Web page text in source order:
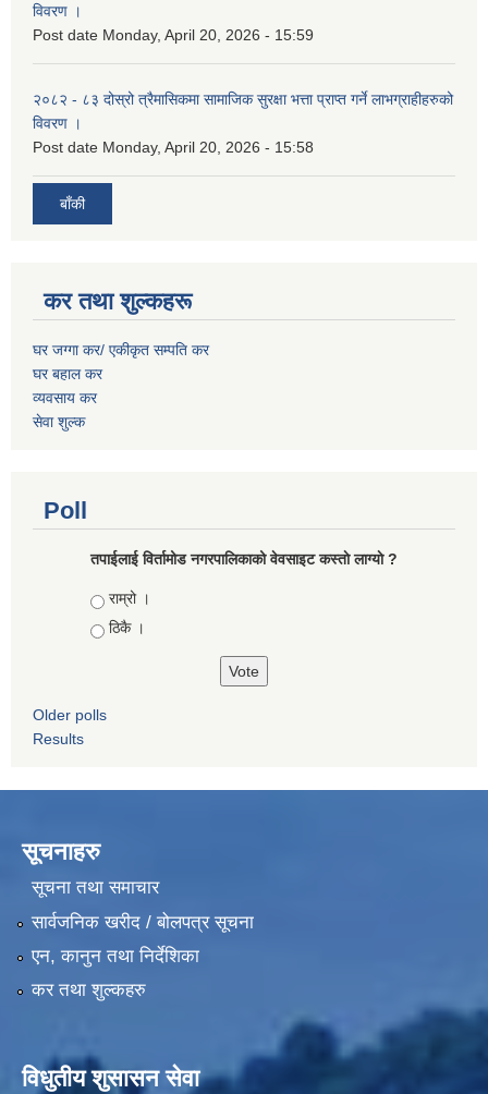
विवरण ।
Post date Monday, April 20, 2026 - 15:59
२०८२ - ८३ दोस्रो त्रैमासिकमा सामाजिक सुरक्षा भत्ता प्राप्त गर्ने लाभग्राहीहरुको
विवरण ।
Post date Monday, April 20, 2026 - 15:58
बाँकी
कर तथा शुल्कहरू
घर जग्गा कर/ एकीकृत सम्पति कर
घर बहाल कर
व्यवसाय कर
सेवा शुल्क
Poll
तपाईलाई विर्तामोड नगरपालिकाको वेवसाइट कस्ताे लाग्याे ?
Choices
राम्रो ।
ठिकै ।
Older polls
Results
सूचनाहरु
सूचना तथा समाचार
सार्वजनिक खरीद / बोलपत्र सूचना
एन, कानुन तथा निर्देशिका
कर तथा शुल्कहरु
विधुतीय शुसासन सेवा